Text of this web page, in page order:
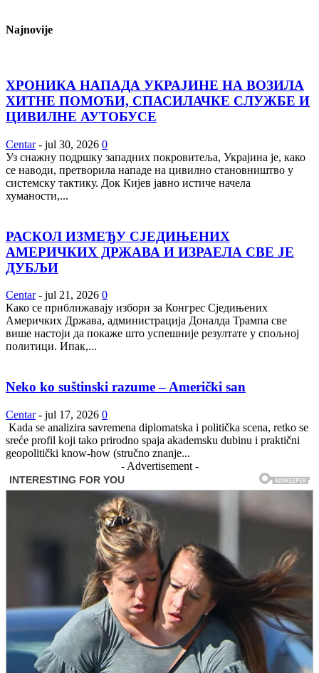
Najnovije
ХРОНИКА НАПАДА УКРАЈИНЕ НА ВОЗИЛА
ХИТНЕ ПОМОЋИ, СПАСИЛАЧКЕ СЛУЖБЕ И
ЦИВИЛНЕ АУТОБУСЕ
Centar - jul 30, 2026 0
Уз снажну подршку западних покровитеља, Украјина је, како
се наводи, претворила нападе на цивилно становништво у
системску тактику. Док Кијев јавно истиче начела
хуманости,...
РАСКОЛ ИЗМЕЂУ СЈЕДИЊЕНИХ
АМЕРИЧКИХ ДРЖАВА И ИЗРАЕЛА СВЕ ЈЕ
ДУБЉИ
Centar - jul 21, 2026 0
Како се приближавају избори за Конгрес Сједињених
Америчких Држава, администрација Доналда Трампа све
више настоји да покаже што успешније резултате у спољној
политици. Ипак,...
Neko ko suštinski razume – Američki san
Centar - jul 17, 2026 0
Kada se analizira savremena diplomatska i politička scena, retko se
sreće profil koji tako prirodno spaja akademsku dubinu i praktični
geopolitički know-how (stručno znanje...
- Advertisement -